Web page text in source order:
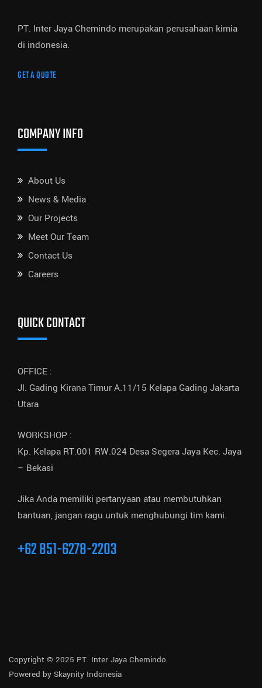
PT. Inter Jaya Chemindo merupakan perusahaan kimia
di indonesia.
GET A QUOTE
COMPANY INFO
About Us
News & Media
Our Projects
Meet Our Team
Contact Us
Careers
QUICK CONTACT
OFFICE :
Jl. Gading Kirana Timur A.11/15 Kelapa Gading Jakarta
Utara
WORKSHOP :
Kp. Kelapa RT.001 RW.024 Desa Segera Jaya Kec. Jaya
– Bekasi
Jika Anda memiliki pertanyaan atau membutuhkan
bantuan, jangan ragu untuk menghubungi tim kami.
+62 851-6278-2203
Copyright © 2025 PT. Inter Jaya Chemindo.
Powered by Skaynity Indonesia